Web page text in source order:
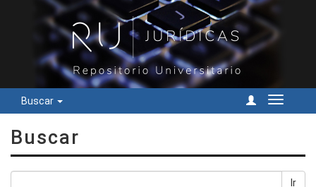
Buscar
Cambiar
Buscar
Ir